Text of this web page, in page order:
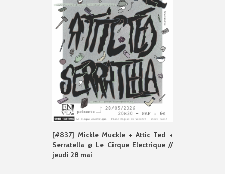
[#837] Mickle Muckle + Attic Ted +
Serratella @ Le Cirque Electrique //
jeudi 28 mai